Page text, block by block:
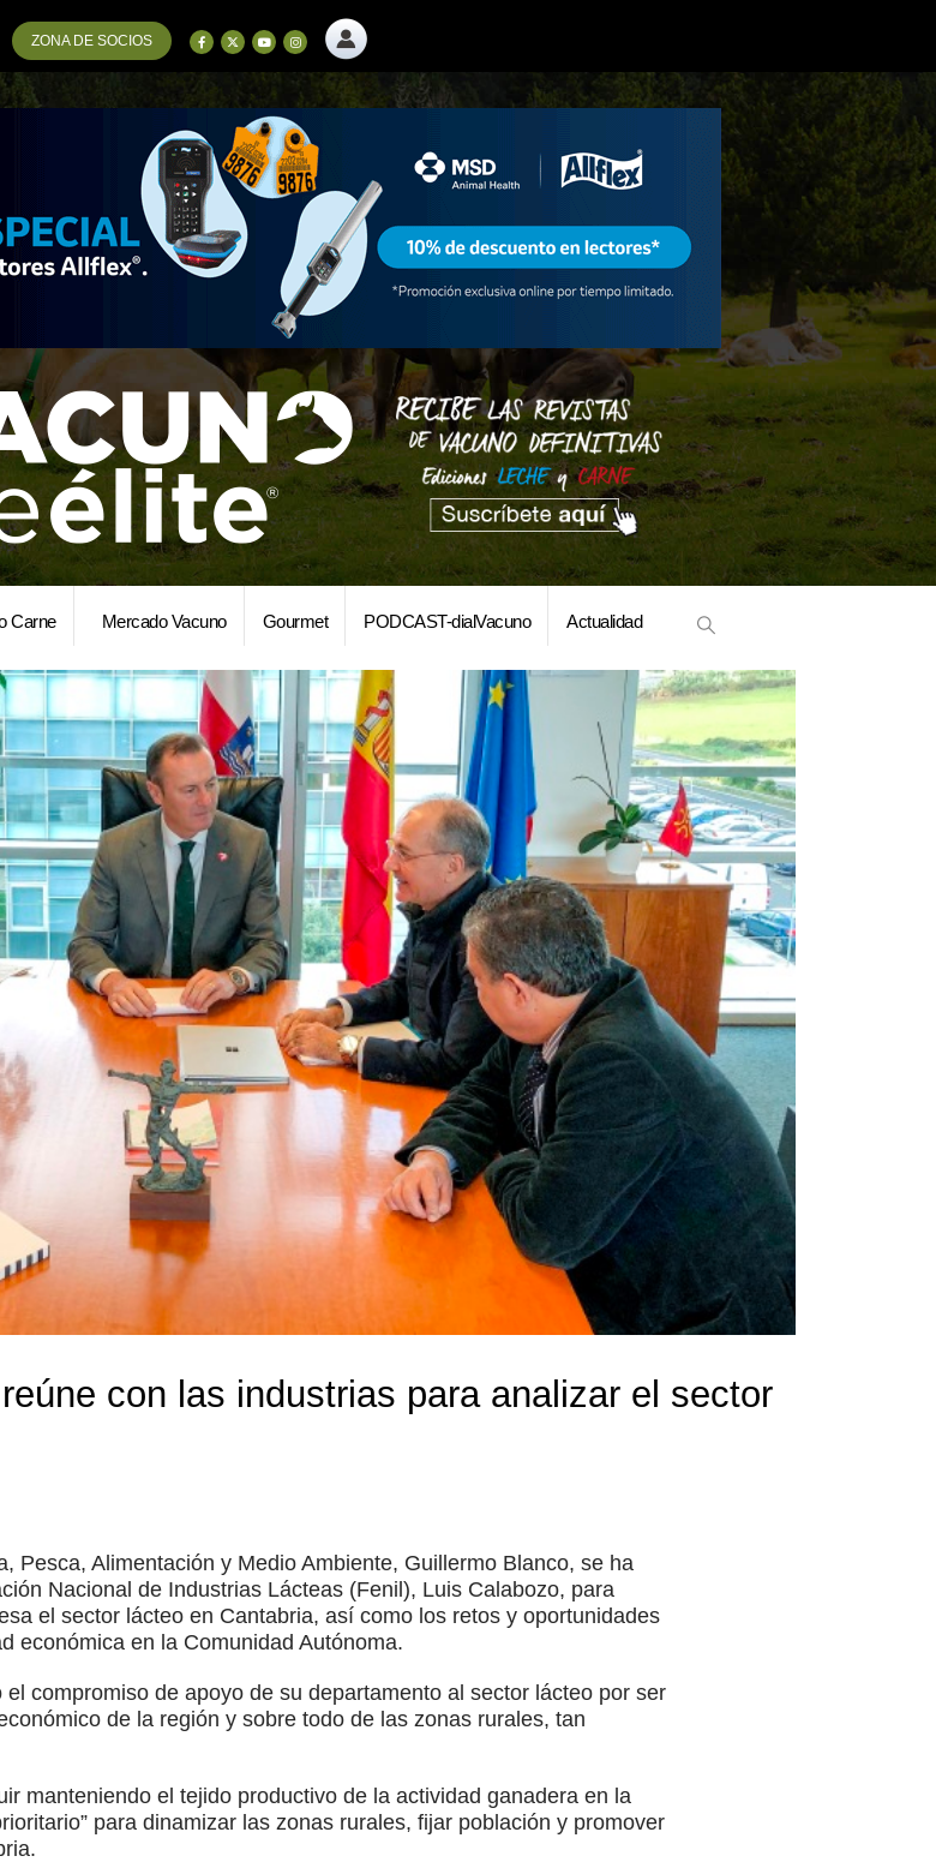
ZONA DE SOCIOS
Carne Mercado Vacuno Gourmet PODCAST-dialVacuno Actualidad
con las industrias para analizar el sector
Pesca, Alimentación y Medio Ambiente, Guillermo Blanco, se ha
Nacional de Industrias Lácteas (Fenil), Luis Calabozo, para
el sector lácteo en Cantabria, así como los retos y oportunidades
económica en la Comunidad Autónoma.
compromiso de apoyo de su departamento al sector lácteo por ser
de la región y sobre todo de las zonas rurales, tan
manteniendo el tejido productivo de la actividad ganadera en la
para dinamizar las zonas rurales, fijar población y promover